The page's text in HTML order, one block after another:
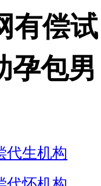
有偿试
孕包男
代生机构